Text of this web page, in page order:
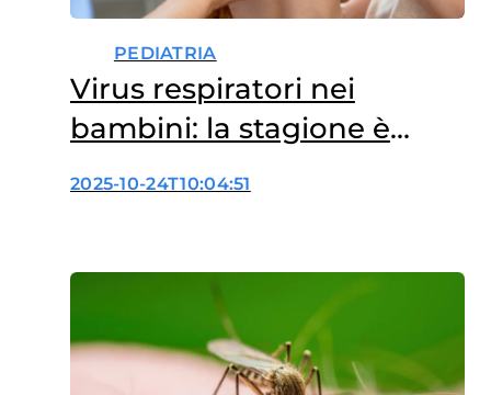
PEDIATRIA
Virus respiratori nei
bambini: la stagione è
iniziata in anticipo
2025-10-24T10:04:51